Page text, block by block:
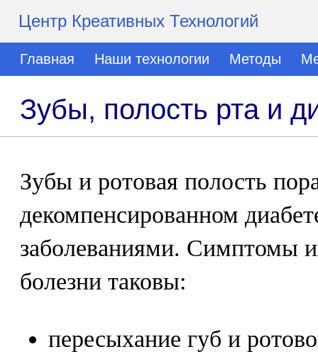
Центр Креативных Технологий
Главная Наши технологии Методы
Зубы, полость рта и
Зубы и ротовая полость
декомпенсированном
заболеваниями. Симптомы
болезни таковы:
пересыхание губ и